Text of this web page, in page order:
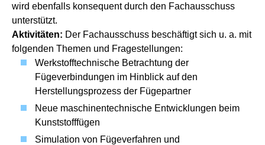
wird ebenfalls konsequent durch den Fachausschuss
unterstützt.
Aktivitäten: Der Fachausschuss beschäftigt sich u. a. mit
folgenden Themen und Fragestellungen:
Werkstofftechnische Betrachtung der
Fügeverbindungen im Hinblick auf den
Herstellungsprozess der Fügepartner
Neue maschinentechnische Entwicklungen beim
Kunststofffügen
Simulation von Fügeverfahren und